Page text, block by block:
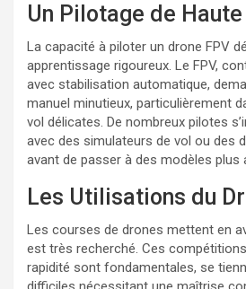
Un Pilotage de
La capacité à piloter un drone FPV
apprentissage rigoureux. Le FPV,
avec stabilisation automatique,
manuel minutieux, particulièrement
vol délicates. De nombreux pilotes
avec des simulateurs de vol ou des
avant de passer à des modèles plus
Les Utilisations du
Les courses de drones mettent en
est très recherché. Ces
rapidité sont fondamentales, se